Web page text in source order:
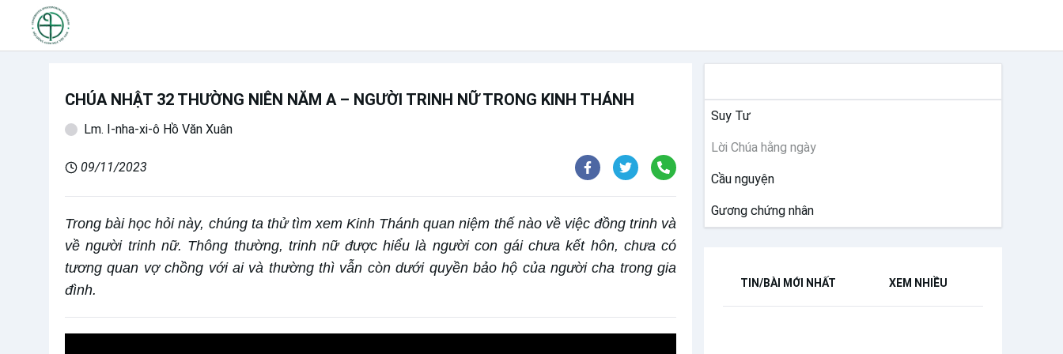
CHÚA NHẬT 32 THƯỜNG NIÊN NĂM A – NGƯỜI TRINH NỮ TRONG KINH THÁNH
Lm. I-nha-xi-ô Hồ Văn Xuân
09/11/2023
Trong bài học hỏi này, chúng ta thử tìm xem Kinh Thánh quan niệm thế nào về việc đồng trinh và
về người trinh nữ. Thông thường, trinh nữ được hiểu là người con gái chưa kết hôn, chưa có
tương quan vợ chồng với ai và thường thì vẫn còn dưới quyền bảo hộ của người cha trong gia
đình.
Suy Tư
Lời Chúa hằng ngày
Cầu nguyện
Gương chứng nhân
TIN/BÀI MỚI NHẤT XEM NHIỀU